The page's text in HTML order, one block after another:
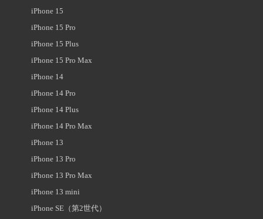
iPhone 15
iPhone 15 Pro
iPhone 15 Plus
iPhone 15 Pro Max
iPhone 14
iPhone 14 Pro
iPhone 14 Plus
iPhone 14 Pro Max
iPhone 13
iPhone 13 Pro
iPhone 13 Pro Max
iPhone 13 mini
iPhone SE（第2世代）